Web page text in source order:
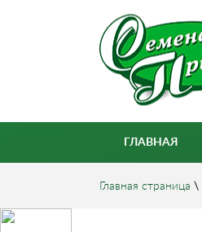
ГЛАВНАЯ
Главная страница \